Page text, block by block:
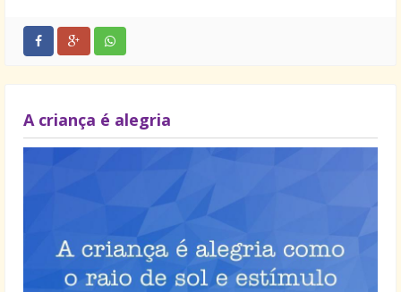
A criança é alegria